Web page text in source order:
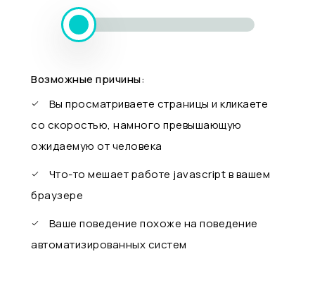
Возможные причины:
Вы просматриваете страницы и кликаете
со скоростью, намного превышающую
ожидаемую от человека
Что-то мешает работе javascript в вашем
браузере
Ваше поведение похоже на поведение
автоматизированных систем